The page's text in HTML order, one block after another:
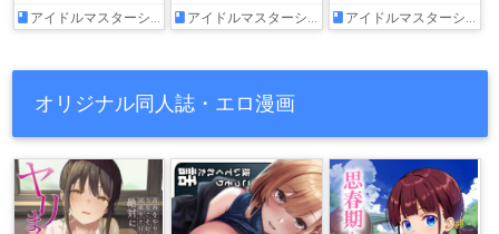
アイドルマスターシンデレラガールズ
アイドルマスターシンデレラガールズ
ちゃう颯
アイドルマスターシンデレラガールズ
オリジナル同人誌・エロ漫画